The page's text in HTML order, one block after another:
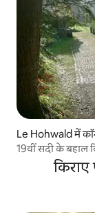
Le Hohwald में
19वीं सदी के बहाल